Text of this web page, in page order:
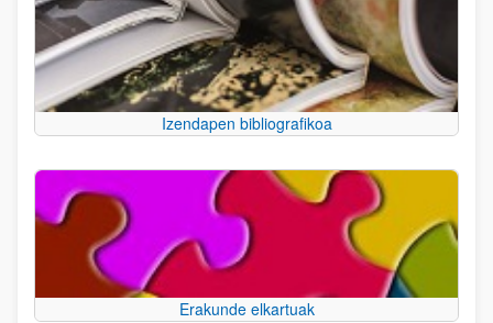
Izendapen bibliografikoa
Erakunde elkartuak